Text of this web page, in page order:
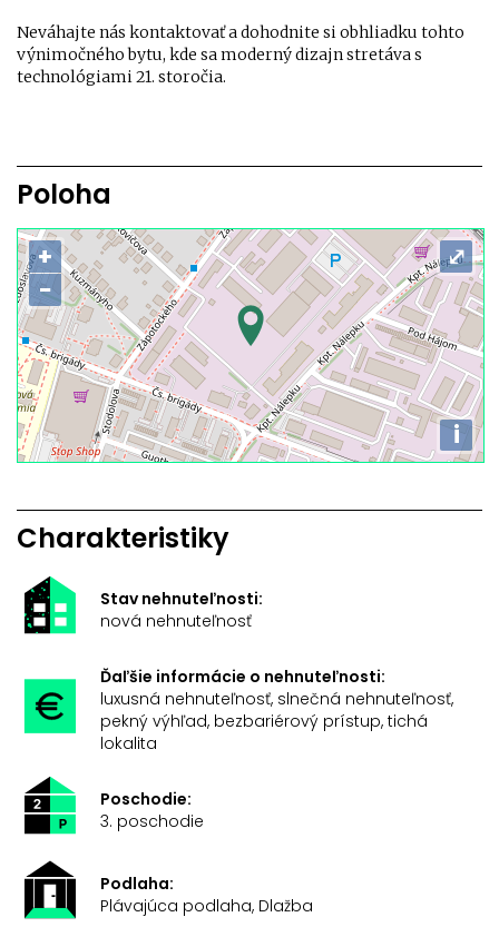
Neváhajte nás kontaktovať a dohodnite si obhliadku tohto
výnimočného bytu, kde sa moderný dizajn stretáva s
technológiami 21. storočia.
Poloha
+
−
i
⤢
Charakteristiky
Stav nehnuteľnosti:
nová nehnuteľnosť
Ďaľšie informácie o nehnuteľnosti:
luxusná nehnuteľnosť, slnečná nehnuteľnosť,
pekný výhľad, bezbariérový prístup, tichá
lokalita
Poschodie:
3. poschodie
Podlaha:
Plávajúca podlaha, Dlažba